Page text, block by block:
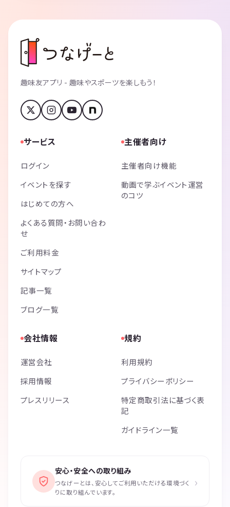
趣味友アプリ - 趣味やスポーツを楽しもう！
サービス
ログイン
イベントを探す
はじめての方へ
よくある質問・お問い合わ
せ
ご利用料金
サイトマップ
記事一覧
ブログ一覧
主催者向け
主催者向け機能
動画で学ぶイベント運営
のコツ
会社情報
運営会社
採用情報
プレスリリース
規約
利用規約
プライバシーポリシー
特定商取引法に基づく表
記
ガイドライン一覧
安心・安全への取り組み
つなげーとは、安心してご利用いただける環境づく
りに取り組んでいます。
›